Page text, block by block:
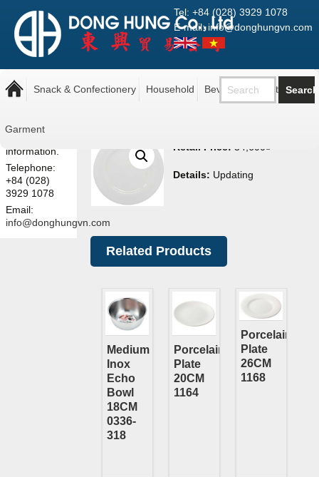
Tel: +84 (028) 3929 1078
E-mail: info@donghungvn.com
Snack & Confectionery Household Beverage Pantry
Garment
Note: The
prices shown
here are retail
Contact us
information.
Telephone:
+84 (028)
3929 1078
Email:
info@donghungvn.com
Plastic Plate 18CM
Retail Price: 34,600₫
Details: Updating
Related Products
Medium
Inox
Echo
Bowl
18CM
0336-
318
Porcelain
Plate
20CM
1164
Porcelain
Plate
26CM
1168